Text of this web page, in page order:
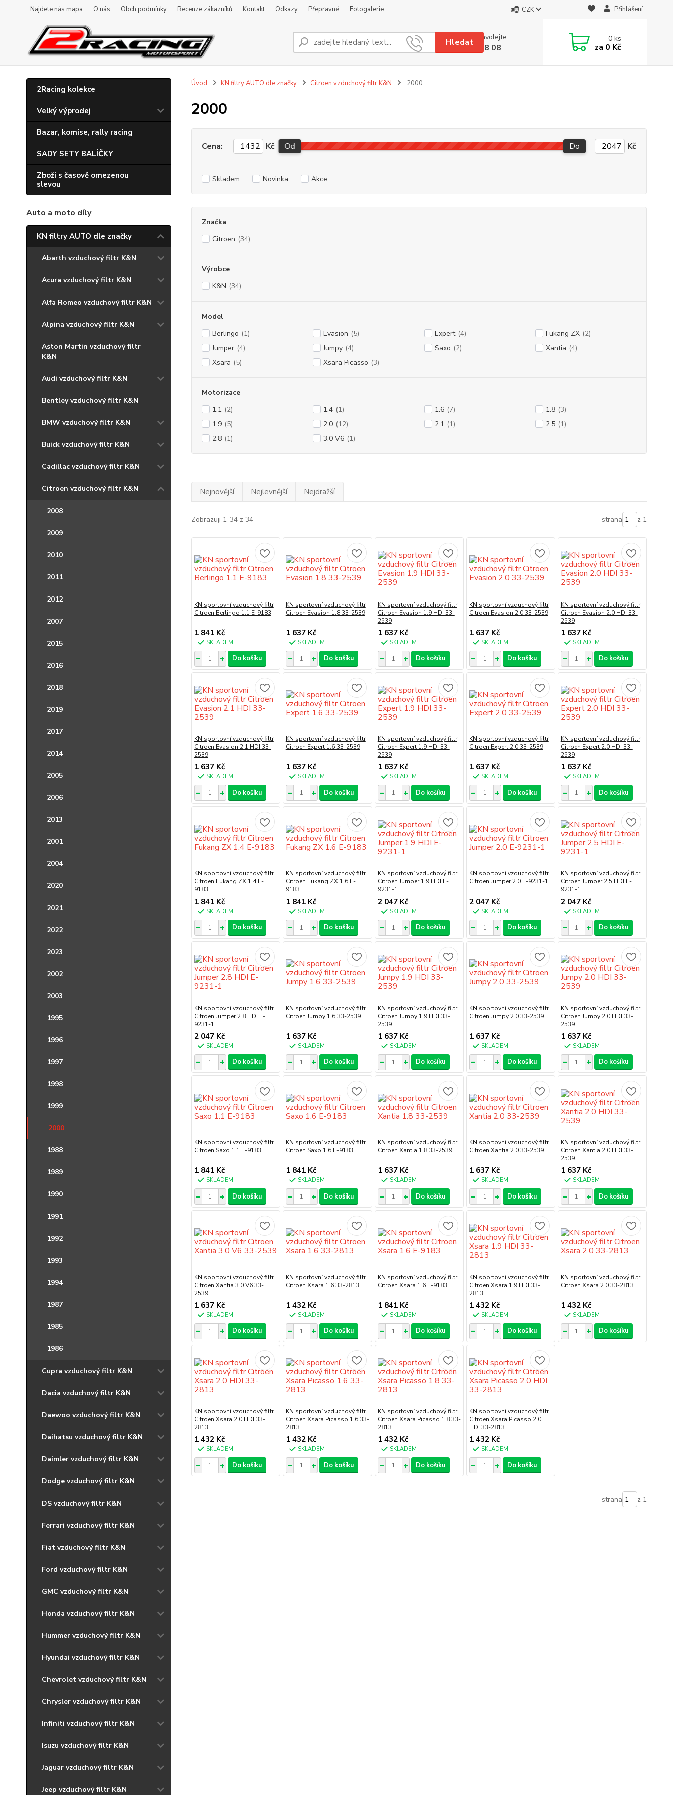
Najdete nás mapa O nás Obch.podmínky Recenze zákazníků Kontakt Odkazy Přepravné Fotogalerie CZK Přihlášení
Hledat
Nevíte si rady? Zavolejte.
+420 608 08 18 08
0ks
za 0 Kč
2Racing kolekce
Velký výprodej
Bazar, komise, rally racing
SADY SETY BALÍČKY
Zboží s časově omezenou
slevou
Auto a moto díly
KN filtry AUTO dle značky
Abarth vzduchový filtr K&N
Acura vzduchový filtr K&N
Alfa Romeo vzduchový filtr K&N
Alpina vzduchový filtr K&N
Aston Martin vzduchový filtr
K&N
Audi vzduchový filtr K&N
Bentley vzduchový filtr K&N
BMW vzduchový filtr K&N
Buick vzduchový filtr K&N
Cadillac vzduchový filtr K&N
Citroen vzduchový filtr K&N
2008
2009
2010
2011
2012
2007
2015
2016
2018
2019
2017
2014
2005
2006
2013
2001
2004
2020
2021
2022
2023
2002
2003
1995
1996
1997
1998
1999
2000
1988
1989
1990
1991
1992
1993
1994
1987
1985
1986
Cupra vzduchový filtr K&N
Dacia vzduchový filtr K&N
Daewoo vzduchový filtr K&N
Daihatsu vzduchový filtr K&N
Daimler vzduchový filtr K&N
Dodge vzduchový filtr K&N
DS vzduchový filtr K&N
Ferrari vzduchový filtr K&N
Fiat vzduchový filtr K&N
Ford vzduchový filtr K&N
GMC vzduchový filtr K&N
Honda vzduchový filtr K&N
Hummer vzduchový filtr K&N
Hyundai vzduchový filtr K&N
Chevrolet vzduchový filtr K&N
Chrysler vzduchový filtr K&N
Infiniti vzduchový filtr K&N
Isuzu vzduchový filtr K&N
Jaguar vzduchový filtr K&N
Jeep vzduchový filtr K&N
Úvod KN filtry AUTO dle značky Citroen vzduchový filtr K&N 2000
2000
Cena: Kč Od Do Kč
Skladem Novinka Akce
Značka
Citroen (34)
Výrobce
K&N (34)
Model
Berlingo (1) Evasion (5) Expert (4) Fukang ZX (2)
Jumper (4) Jumpy (4) Saxo (2) Xantia (4)
Xsara (5) Xsara Picasso (3)
Motorizace
1.1 (2) 1.4 (1) 1.6 (7) 1.8 (3)
1.9 (5) 2.0 (12) 2.1 (1) 2.5 (1)
2.8 (1) 3.0 V6 (1)
Nejnovější Nejlevnější Nejdražší
Zobrazuji 1-34 z 34 strana z 1
KN sportovní vzduchový filtr
Citroen Berlingo 1.1 E-9183
1 841 Kč
SKLADEM
Do košíku
KN sportovní vzduchový filtr
Citroen Evasion 1.8 33-2539
1 637 Kč
SKLADEM
Do košíku
KN sportovní vzduchový filtr
Citroen Evasion 1.9 HDI 33-
2539
1 637 Kč
SKLADEM
Do košíku
KN sportovní vzduchový filtr
Citroen Evasion 2.0 33-2539
1 637 Kč
SKLADEM
Do košíku
KN sportovní vzduchový filtr
Citroen Evasion 2.0 HDI 33-
2539
1 637 Kč
SKLADEM
Do košíku
KN sportovní vzduchový filtr
Citroen Evasion 2.1 HDI 33-
2539
1 637 Kč
SKLADEM
Do košíku
KN sportovní vzduchový filtr
Citroen Expert 1.6 33-2539
1 637 Kč
SKLADEM
Do košíku
KN sportovní vzduchový filtr
Citroen Expert 1.9 HDI 33-
2539
1 637 Kč
SKLADEM
Do košíku
KN sportovní vzduchový filtr
Citroen Expert 2.0 33-2539
1 637 Kč
SKLADEM
Do košíku
KN sportovní vzduchový filtr
Citroen Expert 2.0 HDI 33-
2539
1 637 Kč
SKLADEM
Do košíku
KN sportovní vzduchový filtr
Citroen Fukang ZX 1.4 E-
9183
1 841 Kč
SKLADEM
Do košíku
KN sportovní vzduchový filtr
Citroen Fukang ZX 1.6 E-
9183
1 841 Kč
SKLADEM
Do košíku
KN sportovní vzduchový filtr
Citroen Jumper 1.9 HDI E-
9231-1
2 047 Kč
SKLADEM
Do košíku
KN sportovní vzduchový filtr
Citroen Jumper 2.0 E-9231-1
2 047 Kč
SKLADEM
Do košíku
KN sportovní vzduchový filtr
Citroen Jumper 2.5 HDI E-
9231-1
2 047 Kč
SKLADEM
Do košíku
KN sportovní vzduchový filtr
Citroen Jumper 2.8 HDI E-
9231-1
2 047 Kč
SKLADEM
Do košíku
KN sportovní vzduchový filtr
Citroen Jumpy 1.6 33-2539
1 637 Kč
SKLADEM
Do košíku
KN sportovní vzduchový filtr
Citroen Jumpy 1.9 HDI 33-
2539
1 637 Kč
SKLADEM
Do košíku
KN sportovní vzduchový filtr
Citroen Jumpy 2.0 33-2539
1 637 Kč
SKLADEM
Do košíku
KN sportovní vzduchový filtr
Citroen Jumpy 2.0 HDI 33-
2539
1 637 Kč
SKLADEM
Do košíku
KN sportovní vzduchový filtr
Citroen Saxo 1.1 E-9183
1 841 Kč
SKLADEM
Do košíku
KN sportovní vzduchový filtr
Citroen Saxo 1.6 E-9183
1 841 Kč
SKLADEM
Do košíku
KN sportovní vzduchový filtr
Citroen Xantia 1.8 33-2539
1 637 Kč
SKLADEM
Do košíku
KN sportovní vzduchový filtr
Citroen Xantia 2.0 33-2539
1 637 Kč
SKLADEM
Do košíku
KN sportovní vzduchový filtr
Citroen Xantia 2.0 HDI 33-
2539
1 637 Kč
SKLADEM
Do košíku
KN sportovní vzduchový filtr
Citroen Xantia 3.0 V6 33-
2539
1 637 Kč
SKLADEM
Do košíku
KN sportovní vzduchový filtr
Citroen Xsara 1.6 33-2813
1 432 Kč
SKLADEM
Do košíku
KN sportovní vzduchový filtr
Citroen Xsara 1.6 E-9183
1 841 Kč
SKLADEM
Do košíku
KN sportovní vzduchový filtr
Citroen Xsara 1.9 HDI 33-
2813
1 432 Kč
SKLADEM
Do košíku
KN sportovní vzduchový filtr
Citroen Xsara 2.0 33-2813
1 432 Kč
SKLADEM
Do košíku
KN sportovní vzduchový filtr
Citroen Xsara 2.0 HDI 33-
2813
1 432 Kč
SKLADEM
Do košíku
KN sportovní vzduchový filtr
Citroen Xsara Picasso 1.6 33-
2813
1 432 Kč
SKLADEM
Do košíku
KN sportovní vzduchový filtr
Citroen Xsara Picasso 1.8 33-
2813
1 432 Kč
SKLADEM
Do košíku
KN sportovní vzduchový filtr
Citroen Xsara Picasso 2.0
HDI 33-2813
1 432 Kč
SKLADEM
Do košíku
strana z 1